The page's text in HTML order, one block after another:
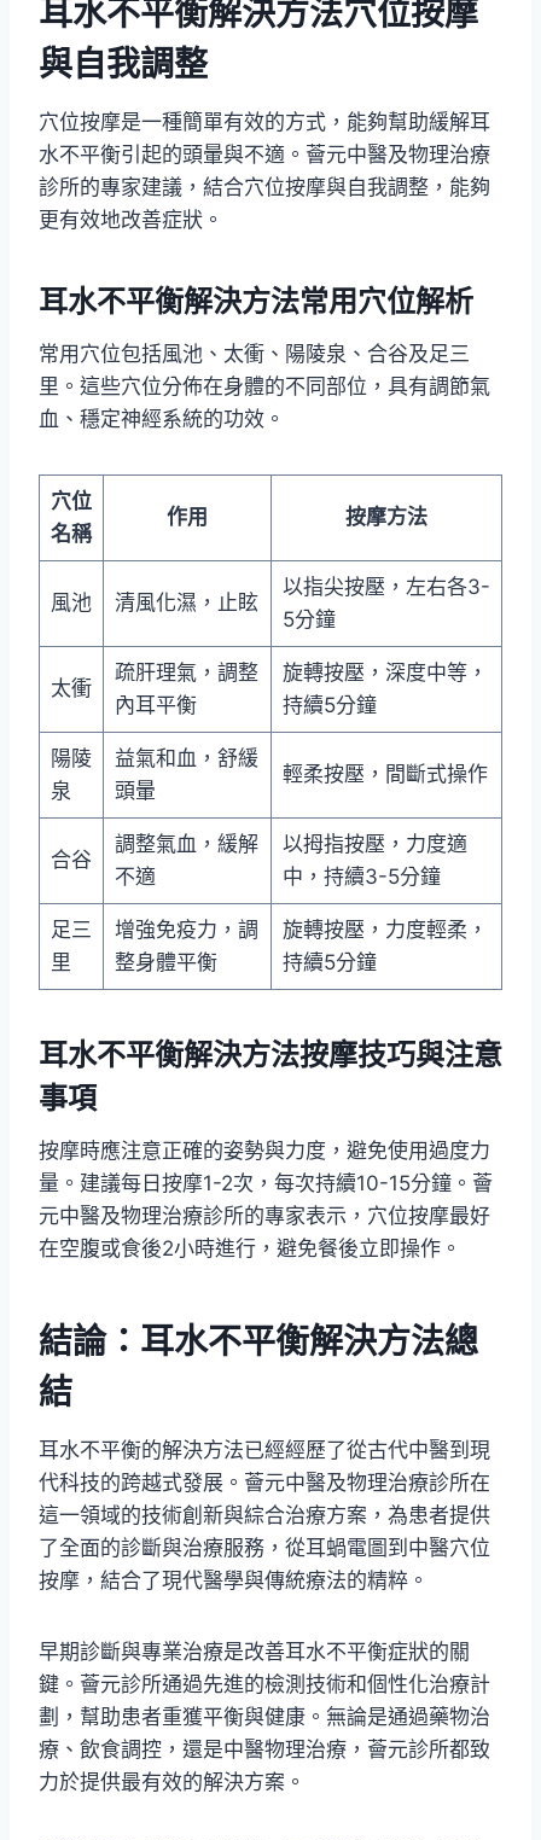
耳水不平衡解決方法穴位按摩
與自我調整
穴位按摩是一種簡單有效的方式，能夠幫助緩解耳
水不平衡引起的頭暈與不適。薈元中醫及物理治療
診所的專家建議，結合穴位按摩與自我調整，能夠
更有效地改善症狀。
耳水不平衡解決方法常用穴位解析
常用穴位包括風池、太衝、陽陵泉、合谷及足三
里。這些穴位分佈在身體的不同部位，具有調節氣
血、穩定神經系統的功效。
穴位
名稱
作用 按摩方法
風池 清風化濕，止眩
以指尖按壓，左右各3-
5分鐘
太衝
疏肝理氣，調整
內耳平衡
旋轉按壓，深度中等，
持續5分鐘
陽陵
泉
益氣和血，舒緩
頭暈
輕柔按壓，間斷式操作
合谷
調整氣血，緩解
不適
以拇指按壓，力度適
中，持續3-5分鐘
足三
里
增強免疫力，調
整身體平衡
旋轉按壓，力度輕柔，
持續5分鐘
耳水不平衡解決方法按摩技巧與注意
事項
按摩時應注意正確的姿勢與力度，避免使用過度力
量。建議每日按摩1-2次，每次持續10-15分鐘。薈
元中醫及物理治療診所的專家表示，穴位按摩最好
在空腹或食後2小時進行，避免餐後立即操作。
結論：耳水不平衡解決方法總
結
耳水不平衡的解決方法已經經歷了從古代中醫到現
代科技的跨越式發展。薈元中醫及物理治療診所在
這一領域的技術創新與綜合治療方案，為患者提供
了全面的診斷與治療服務，從耳蝸電圖到中醫穴位
按摩，結合了現代醫學與傳統療法的精粹。
早期診斷與專業治療是改善耳水不平衡症狀的關
鍵。薈元診所通過先進的檢測技術和個性化治療計
劃，幫助患者重獲平衡與健康。無論是通過藥物治
療、飲食調控，還是中醫物理治療，薈元診所都致
力於提供最有效的解決方案。